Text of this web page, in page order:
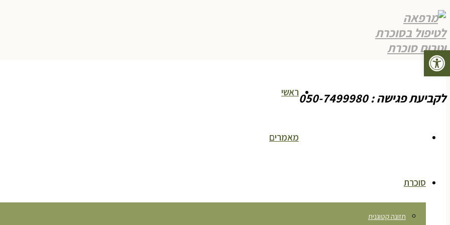
תפריט
לקביעת פגישה : 050-7499980 ראשי
מאמרים
סוכרת
תזונה קטוגנית
פתח סרגל נגישות